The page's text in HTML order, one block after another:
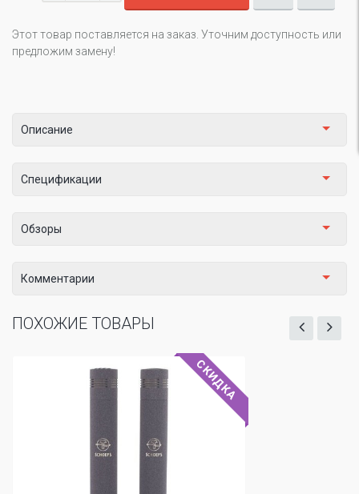
Этот товар поставляется на заказ. Уточним доступность или
предложим замену!
Описание
Спецификации
Обзоры
Комментарии
ПОХОЖИЕ ТОВАРЫ
СКИДКА